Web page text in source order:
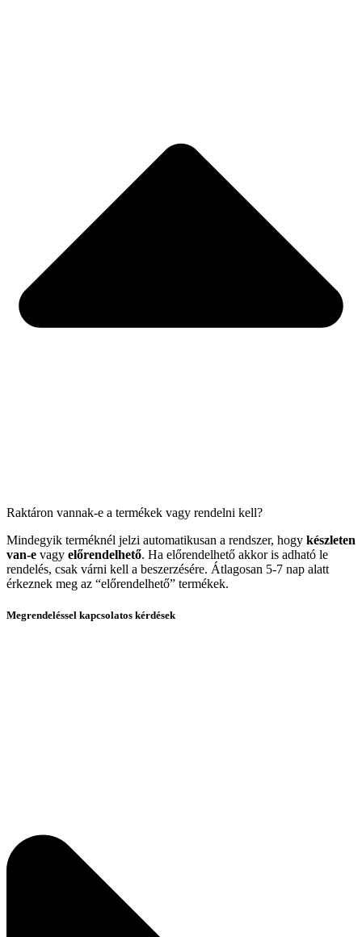
Raktáron vannak-e a termékek vagy rendelni kell?
Mindegyik terméknél jelzi automatikusan a rendszer, hogy készleten
van-e vagy előrendelhető. Ha előrendelhető akkor is adható le
rendelés, csak várni kell a beszerzésére. Átlagosan 5-7 nap alatt
érkeznek meg az “előrendelhető” termékek.
Megrendeléssel kapcsolatos kérdések